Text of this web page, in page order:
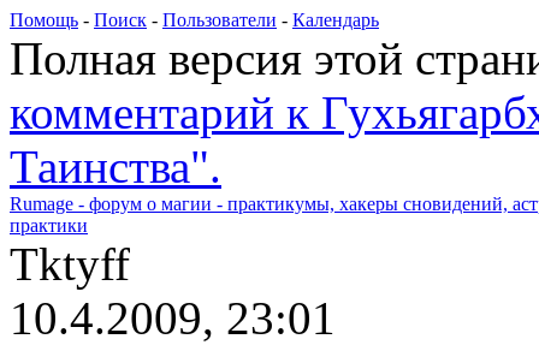
Помощь - Поиск - Пользователи - Календарь
Полная версия этой
комментарий к
Таинства".
Rumage - форум о магии - практикумы, хакеры сновидений,
практики
Tktyff
10.4.2009, 23:01